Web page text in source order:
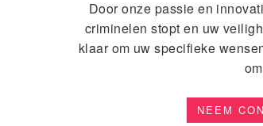
Door onze passie en
criminelen stopt en uw
klaar om uw specifieke
NEEM